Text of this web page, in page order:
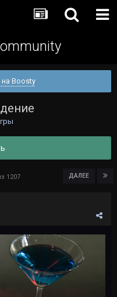
Boosty
ДАЛЕЕ
1207